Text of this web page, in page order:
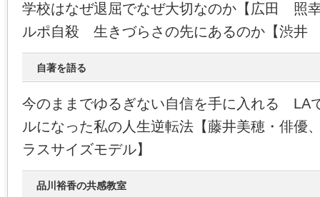
学校はなぜ退屈でなぜ大切なのか【広田 照
ルポ自殺 生きづらさの先にあるのか【渋
自著を語る
今のままでゆるぎない自信を手に入れる LA
ルになった私の人生逆転法【藤井美穂・俳優
ラスサイズモデル】
品川裕香の共感教室